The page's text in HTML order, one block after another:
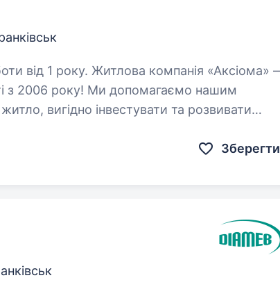
компанія «Аксіома» —
з 2006 року! Ми допомагаємо нашим
вигідно інвестувати та розвивати
Зберегти